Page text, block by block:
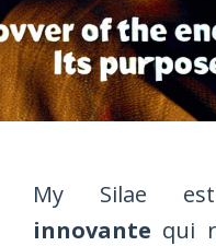
My Silae
innovante qui